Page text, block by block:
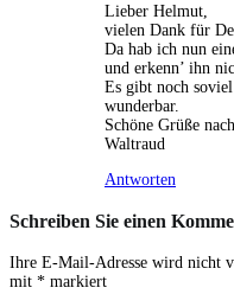
Lieber Helmut,
vielen Dank für
Da hab ich nun
und erkenn’ ihn
Es gibt noch
wunderbar.
Schöne Grüße
Waltraud
Antworten
Schreiben Sie einen
Ihre E-Mail-Adresse wird nicht
mit * markiert